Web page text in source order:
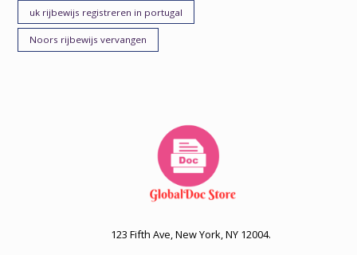
uk rijbewijs registreren in portugal
Noors rijbewijs vervangen
123 Fifth Ave, New York, NY 12004.